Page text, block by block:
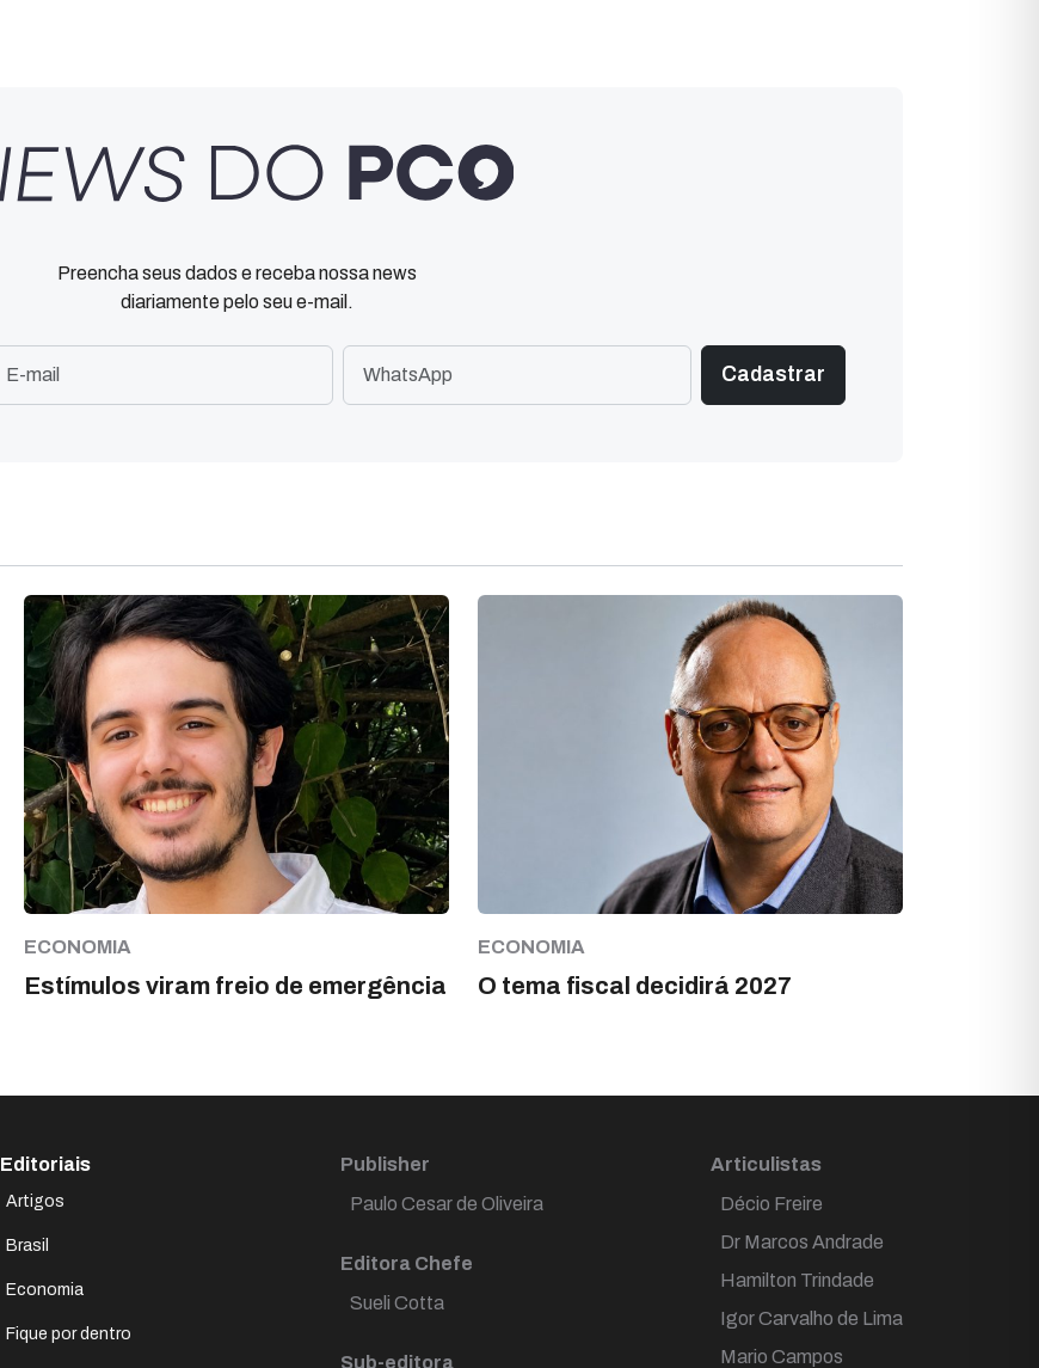
Preencha seus dados e receba nossa news
diariamente pelo seu e-mail.
ECONOMIA
Estímulos viram freio de emergência
ECONOMIA
O tema fiscal decidirá 2027
Editoriais
Artigos
Brasil
Economia
Fique por dentro
Publisher
Paulo Cesar de Oliveira
Editora Chefe
Sueli Cotta
Sub-editora
Articulistas
Décio Freire
Dr Marcos Andrade
Hamilton Trindade
Igor Carvalho de Lima
Mario Campos